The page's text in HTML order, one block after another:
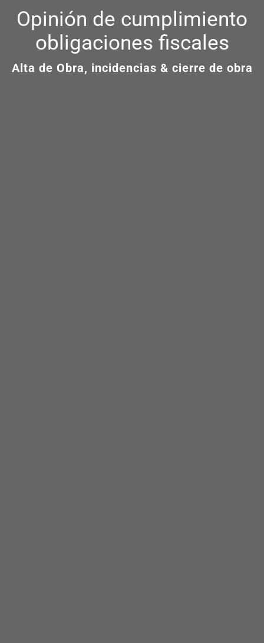
Opinión de cumplimiento
obligaciones fiscales
Alta de Obra, incidencias & cierre de obra